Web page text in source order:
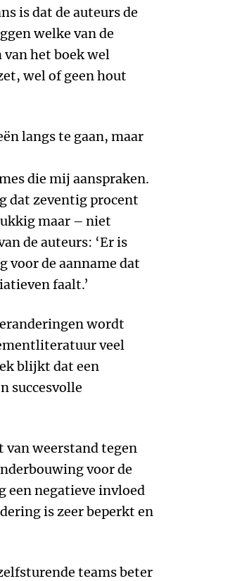
is dat de auteurs de
welke van de
het boek wel
wel of geen hout
langs te gaan, maar
die mij aanspraken.
dat zeventig procent
maar – niet
de auteurs: ‘Er is
voor de aanname dat
faalt.’
wordt
veel
blijkt dat een
succesvolle
van weerstand tegen
voor de
een negatieve invloed
is zeer beperkt en
teams beter